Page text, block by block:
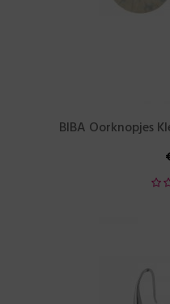
BIBA Oorknopjes